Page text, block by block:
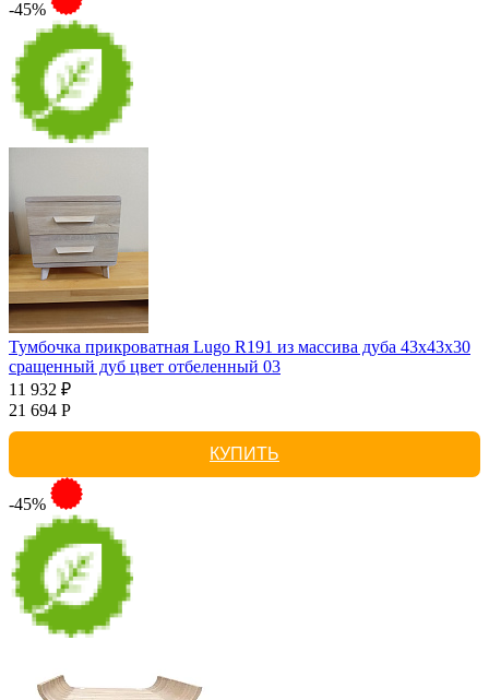
-45%
Тумбочка прикроватная Lugo R191 из массива дуба 43х43х30
сращенный дуб цвет отбеленный 03
11 932 ₽
21 694 Р
КУПИТЬ
-45%